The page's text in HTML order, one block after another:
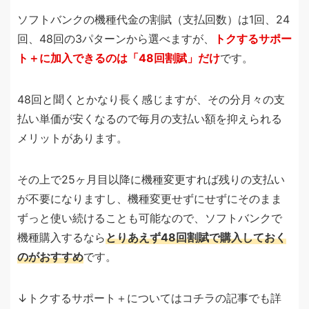
ソフトバンクの機種代金の割賦（支払回数）は1回、24
回、48回の3パターンから選べますが、
トクするサポー
ト＋に加入できるのは「48回割賦」だけです。
48回と聞くとかなり長く感じますが、その分月々の支
払い単価が安くなるので毎月の支払い額を抑えられる
メリットがあります。
その上で25ヶ月目以降に機種変更すれば残りの支払い
が不要になりますし、機種変更せずにせずにそのまま
ずっと使い続けることも可能なので、ソフトバンクで
機種購入するならとりあえず48回割賦で購入しておく
のがおすすめです。
↓トクするサポート＋についてはコチラの記事でも詳